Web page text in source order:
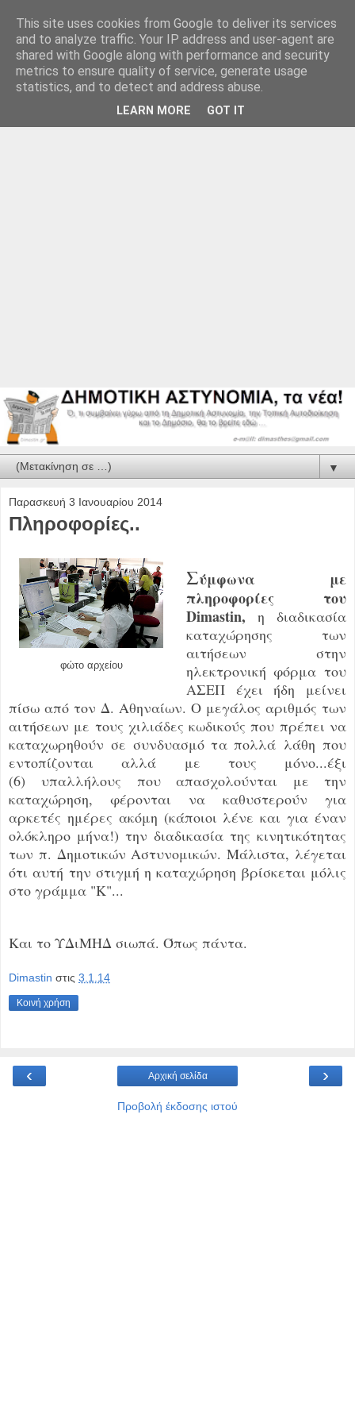
▼
Παρασκευή 3 Ιανουαρίου 2014
Πληροφορίες..
φώτο αρχείου
Σύμφωνα με
πληροφορίες του
Dimastin, η διαδικασία
καταχώρησης των
αιτήσεων στην
ηλεκτρονική φόρμα του
ΑΣΕΠ έχει ήδη μείνει
πίσω από τον Δ. Αθηναίων. Ο μεγάλος αριθμός των
αιτήσεων με τους χιλιάδες κωδικούς που πρέπει να
καταχωρηθούν σε συνδυασμό τα πολλά λάθη που
εντοπίζονται αλλά με τους μόνο...έξι
(6) υπαλλήλους που απασχολούνται με την
καταχώρηση, φέρονται να καθυστερούν για
αρκετές ημέρες ακόμη (κάποιοι λένε και για έναν
ολόκληρο μήνα!) την διαδικασία της κινητικότητας
των π. Δημοτικών Αστυνομικών. Μάλιστα, λέγεται
ότι αυτή την στιγμή η καταχώρηση βρίσκεται μόλις
στο γράμμα "Κ"...
Και το ΥΔιΜΗΔ σιωπά. Όπως πάντα.
Dimastin στις 3.1.14
Κοινή χρήση
‹ ›
Αρχική σελίδα
Προβολή έκδοσης ιστού
This site uses cookies from Google to deliver its services
and to analyze traffic. Your IP address and user-agent are
shared with Google along with performance and security
metrics to ensure quality of service, generate usage
statistics, and to detect and address abuse.
LEARN MORE GOT IT